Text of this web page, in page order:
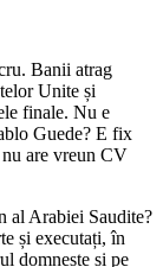
Banii atrag
Unite și
finale. Nu e
Guede? E fix
are vreun CV
al Arabiei Saudite?
și executați, în
domnește și pe